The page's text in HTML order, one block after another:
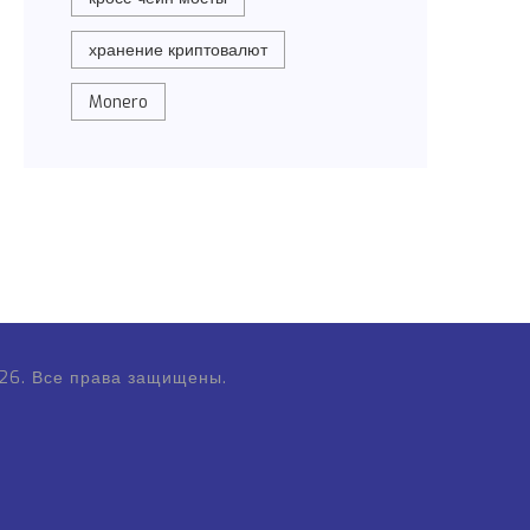
хранение криптовалют
Monero
Все права защищены.